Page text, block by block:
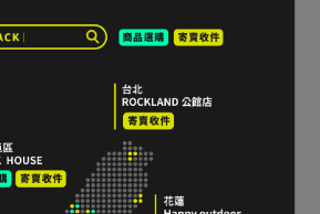
街74號
- 19:00
請先完成LINE線上寄售確認流程再前